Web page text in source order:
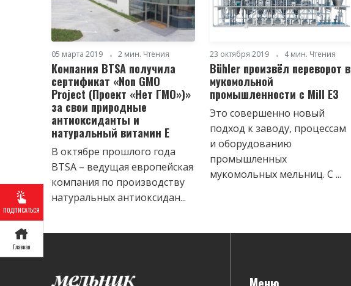
ПОДПИСАТЬСЯ
Главная
05 марта 2019 2 мин. Чтения
Компания BTSA получила
сертификат «Non GMO
Project (Проект «Нет ГМО»)»
за свои природные
антиоксиданты и
натуральный витамин E
В октябре прошлого года
BTSA – ведущая европейская
компания по производству
натуральных антиоксидан...
23 октября 2019 4 мин. Чтения
Bühler произвёл переворот в
мукомольной
промышленности с Mill E3
Это совершенно новый
подход к заводу, процессам
и оборудованию
промышленных
мукомольных мельниц. С ...